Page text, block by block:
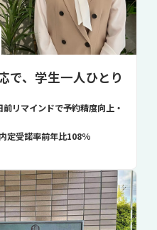
で、学生一人ひとり
リマインドで予約精度向上・
定受諾率前年比108％